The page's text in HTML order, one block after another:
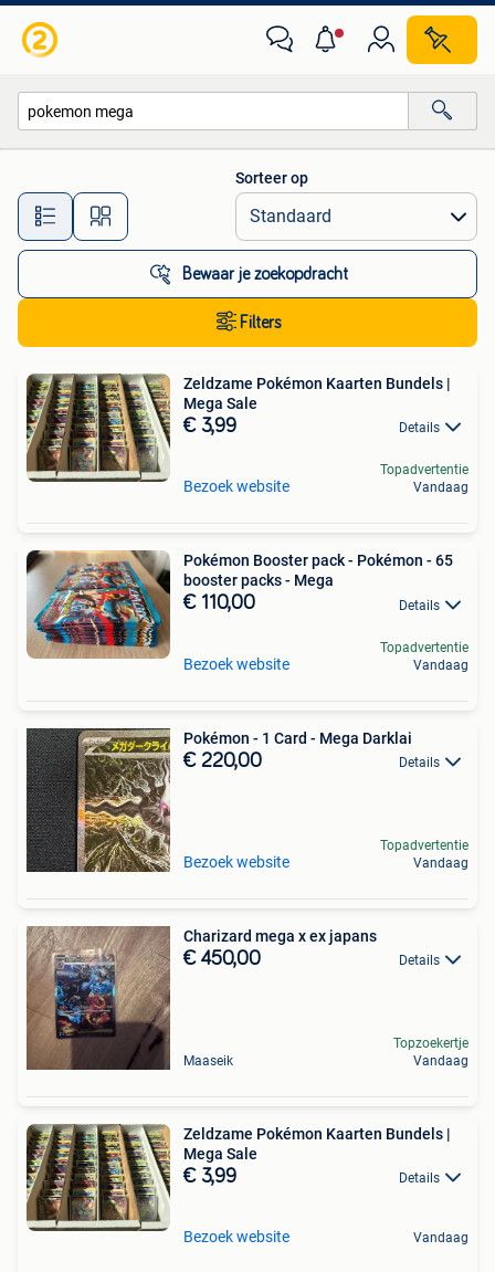
Alle afstanden…
Sorteer op
Bewaar je zoekopdracht
Filters
Zeldzame Pokémon Kaarten Bundels |
Mega Sale
€ 3,99 Details
Bezoek website
Topadvertentie
Vandaag
Pokémon Booster pack - Pokémon - 65
booster packs - Mega
€ 110,00 Details
Bezoek website
Topadvertentie
Vandaag
Pokémon - 1 Card - Mega Darklai
€ 220,00 Details
Bezoek website
Topadvertentie
Vandaag
Charizard mega x ex japans
€ 450,00 Details
Maaseik
Topzoekertje
Vandaag
Zeldzame Pokémon Kaarten Bundels |
Mega Sale
€ 3,99 Details
Bezoek website Vandaag